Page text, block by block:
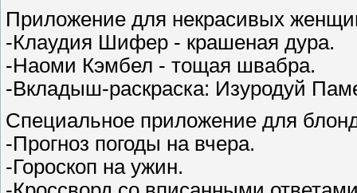
Приложение для некрасивых
-Клаудия Шифер - крашеная дура.
-Наоми Кэмбел - тощая швабра.
-Вкладыш-раскраска: Изуродуй
Специальное приложение для
-Прогноз погоды на вчера.
-Гороскоп на ужин.